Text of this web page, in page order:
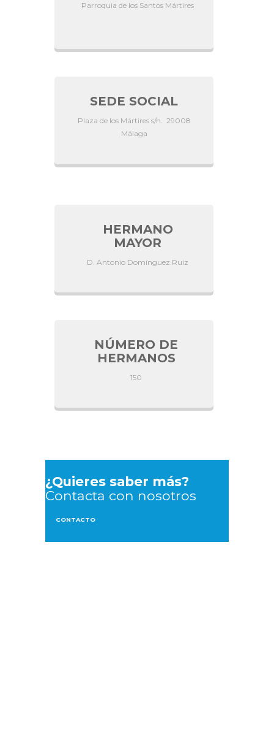
Parroquia de los Santos Mártires
SEDE SOCIAL
Plaza de los Mártires s/n. 29008
Málaga
HERMANO
MAYOR
D. Antonio Domínguez Ruiz
NÚMERO DE
HERMANOS
150
¿Quieres saber más?
Contacta con nosotros
CONTACTO